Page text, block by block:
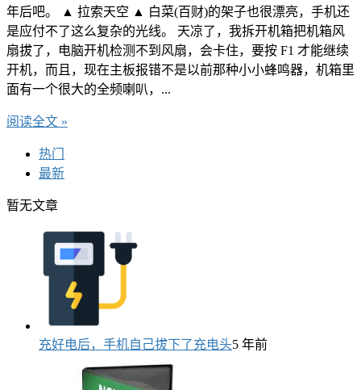
年后吧。 ▲ 拉索天空 ▲ 白菜(百财)的架子也很漂亮，手机还
是应付不了这么复杂的光线。 天凉了，我拆开机箱把机箱风
扇拔了，电脑开机检测不到风扇，会卡住，要按 F1 才能继续
开机，而且，现在主板报错不是以前那种小小蜂鸣器，机箱里
面有一个很大的全频喇叭，...
阅读全文 »
热门
最新
暂无文章
充好电后，手机自己拔下了充电头5 年前